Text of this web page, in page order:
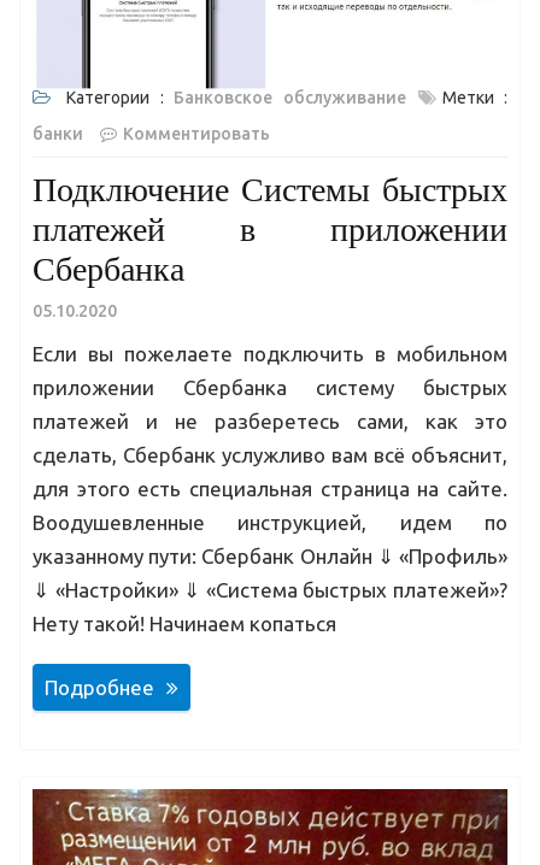
Категории : Банковское обслуживание
Метки :
банки
Комментировать
Подключение Системы быстрых
платежей в приложении
Сбербанка
05.10.2020
Если вы пожелаете подключить в мобильном
приложении Сбербанка систему быстрых
платежей и не разберетесь сами, как это
сделать, Сбербанк услужливо вам всё объяснит,
для этого есть специальная страница на сайте.
Воодушевленные инструкцией, идем по
указанному пути: Сбербанк Онлайн ⇓ «Профиль»
⇓ «Настройки» ⇓ «Система быстрых платежей»?
Нету такой! Начинаем копаться
Подробнее